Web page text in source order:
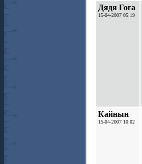
Дядя Гога
15-04-2007 05:19
Кайнын
15-04-2007 10:02